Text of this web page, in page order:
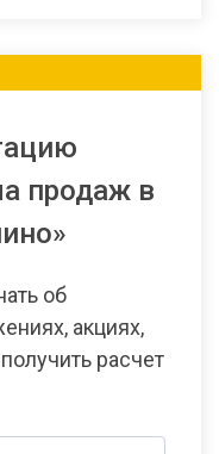
продаж в
об
акциях,
расчет